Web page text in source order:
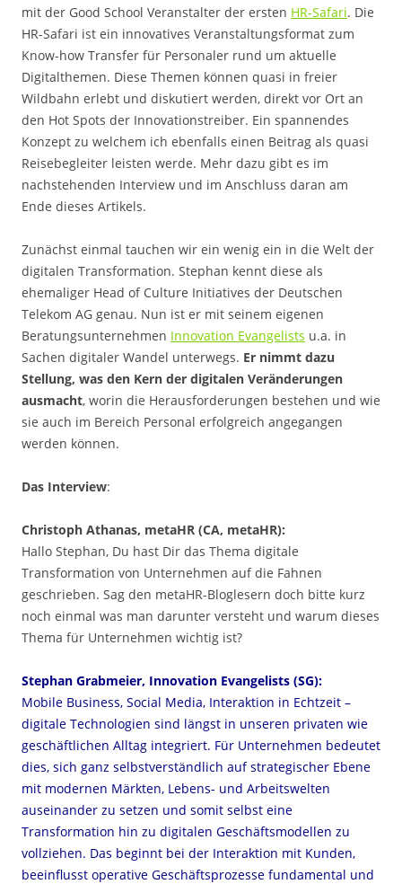
mit der Good School Veranstalter der ersten HR-Safari. Die
HR-Safari ist ein innovatives Veranstaltungsformat zum
Know-how Transfer für Personaler rund um aktuelle
Digitalthemen. Diese Themen können quasi in freier
Wildbahn erlebt und diskutiert werden, direkt vor Ort an
den Hot Spots der Innovationstreiber. Ein spannendes
Konzept zu welchem ich ebenfalls einen Beitrag als quasi
Reisebegleiter leisten werde. Mehr dazu gibt es im
nachstehenden Interview und im Anschluss daran am
Ende dieses Artikels.
Zunächst einmal tauchen wir ein wenig ein in die Welt der
digitalen Transformation. Stephan kennt diese als
ehemaliger Head of Culture Initiatives der Deutschen
Telekom AG genau. Nun ist er mit seinem eigenen
Beratungsunternehmen Innovation Evangelists u.a. in
Sachen digitaler Wandel unterwegs. Er nimmt dazu
Stellung, was den Kern der digitalen Veränderungen
ausmacht, worin die Herausforderungen bestehen und wie
sie auch im Bereich Personal erfolgreich angegangen
werden können.
Das Interview:
Christoph Athanas, metaHR (CA, metaHR):
Hallo Stephan, Du hast Dir das Thema digitale
Transformation von Unternehmen auf die Fahnen
geschrieben. Sag den metaHR-Bloglesern doch bitte kurz
noch einmal was man darunter versteht und warum dieses
Thema für Unternehmen wichtig ist?
Stephan Grabmeier, Innovation Evangelists (SG):
Mobile Business, Social Media, Interaktion in Echtzeit –
digitale Technologien sind längst in unseren privaten wie
geschäftlichen Alltag integriert. Für Unternehmen bedeutet
dies, sich ganz selbstverständlich auf strategischer Ebene
mit modernen Märkten, Lebens- und Arbeitswelten
auseinander zu setzen und somit selbst eine
Transformation hin zu digitalen Geschäftsmodellen zu
vollziehen. Das beginnt bei der Interaktion mit Kunden,
beeinflusst operative Geschäftsprozesse fundamental und